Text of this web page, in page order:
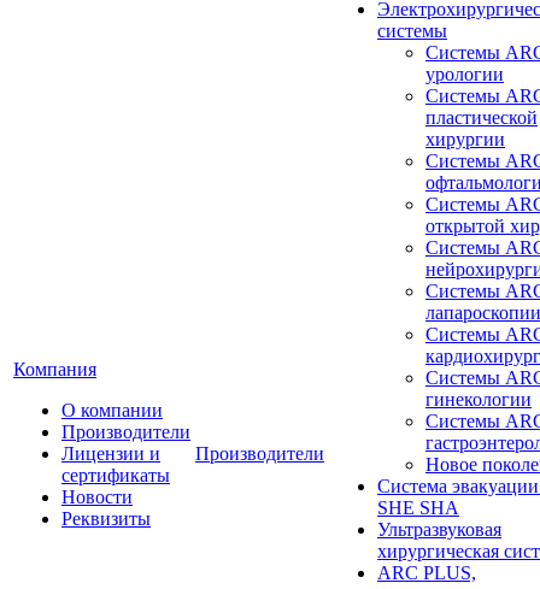
Компания
О компании
Производители
Лицензии и
сертификаты
Новости
Реквизиты
Производители
системы
Системы
урологии
Системы
пластической
хирургии
Системы
Системы
открытой
Системы
Системы
лапароскопии
Системы
Системы
гинекологии
Системы
Новое
Система
SHE SHA
Ультразвуковая
хирургическая
ARC PLUS,